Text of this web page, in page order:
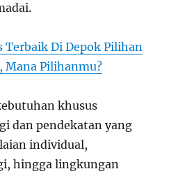
Terbaik Di Depok Pilihan
Mana Pilihanmu?
khusus
dan pendekatan yang
individual,
hingga lingkungan